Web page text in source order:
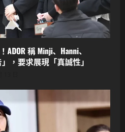
稱 Minji、Hanni、
，要求展現「真誠性」